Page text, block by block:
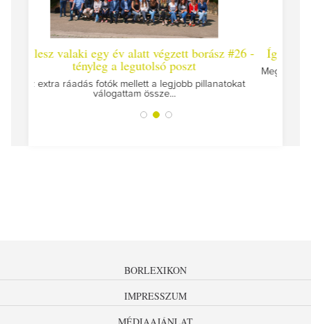
borász #26 -
pillanatokat
Így lesz valaki egy év alatt végzett borász
Megírtuk a modulzáró vizsgákat, már lázasan
az utolsó...
BORLEXIKON
IMPRESSZUM